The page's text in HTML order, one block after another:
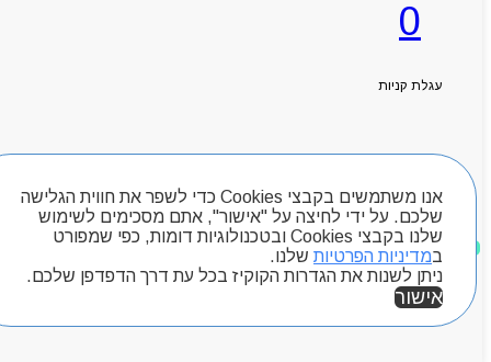
אנו משתמשים בקבצי Cookies כדי לשפר את חווית הגלישה
שלכם. על ידי לחיצה על "אישור", אתם מסכימים לשימוש
שלנו בקבצי Cookies ובטכנולוגיות דומות, כפי שמפורט
במדיניות הפרטיות שלנו.
ניתן לשנות את הגדרות הקוקיז בכל עת דרך הדפדפן שלכם.
אישור
0
עגלת קניות
חיפוש מוצרים
מוצרים שאהבתי
ראשי
המגזין